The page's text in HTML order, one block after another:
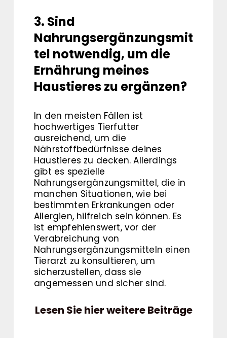
3. Sind
Nahrungsergänzungsmit
tel notwendig, um die
Ernährung meines
Haustieres zu ergänzen?
In den meisten Fällen ist
hochwertiges Tierfutter
ausreichend, um die
Nährstoffbedürfnisse deines
Haustieres zu decken. Allerdings
gibt es spezielle
Nahrungsergänzungsmittel, die in
manchen Situationen, wie bei
bestimmten Erkrankungen oder
Allergien, hilfreich sein können. Es
ist empfehlenswert, vor der
Verabreichung von
Nahrungsergänzungsmitteln einen
Tierarzt zu konsultieren, um
sicherzustellen, dass sie
angemessen und sicher sind.
Lesen Sie hier weitere Beiträge